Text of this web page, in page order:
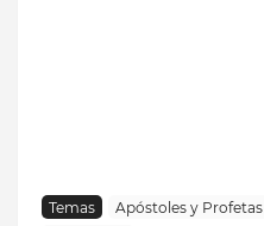
Temas Apóstoles y Profetas